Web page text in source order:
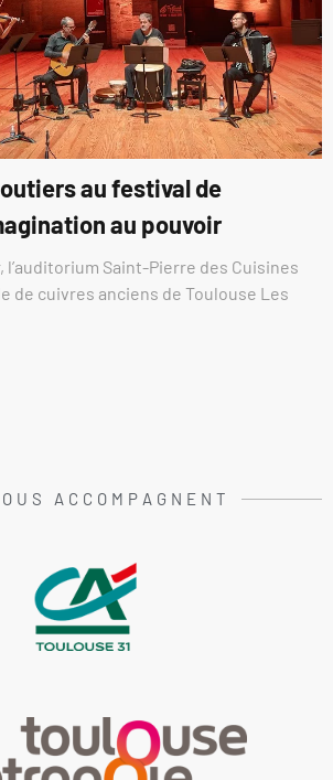
au festival de
au pouvoir
l’auditorium Saint-Pierre des Cuisines
de cuivres anciens de Toulouse Les
ACCOMPAGNENT